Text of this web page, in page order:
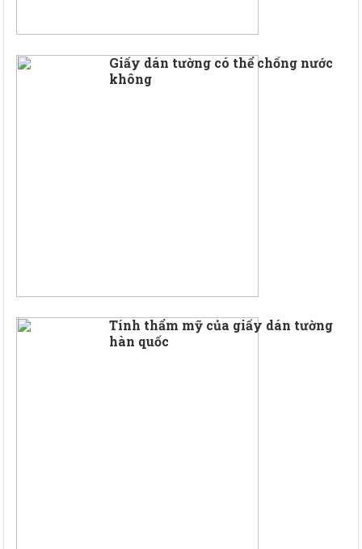
Giấy dán tường có thể chống nước
không
Tính thẩm mỹ của giấy dán tường
hàn quốc